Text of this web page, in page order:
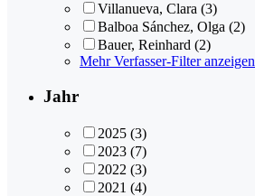
Villanueva, Clara (3)
Balboa Sánchez, Olga (2)
Bauer, Reinhard (2)
Mehr Verfasser-Filter anzeigen
Jahr
2025 (3)
2023 (7)
2022 (3)
2021 (4)